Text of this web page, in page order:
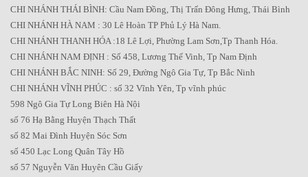
CHI NHÁNH THÁI BÌNH: Cầu Nam Đồng, Thị Trấn Đông Hưng, Thái Bình
CHI NHÁNH HÀ NAM : 30 Lê Hoàn TP Phủ Lý Hà Nam.
CHI NHÁNH THANH HÓA :18 Lê Lợi, Phường Lam Sơn,Tp Thanh Hóa.
CHI NHÁNH NAM ĐỊNH : Số 458, Lương Thế Vinh, Tp Nam Định
CHI NHÁNH BẮC NINH: Số 29, Đường Ngô Gia Tự, Tp Bắc Ninh
CHI NHÁNH VĨNH PHÚC : số 32 Vĩnh Yên, Tp vĩnh phúc
598 Ngô Gia Tự Long Biên Hà Nội
số 76 Hạ Bằng Huyện Thạch Thất
số 82 Mai Đình Huyện Sóc Sơn
số 450 Lạc Long Quân Tây Hồ
số 57 Nguyễn Văn Huyên Cầu Giấy